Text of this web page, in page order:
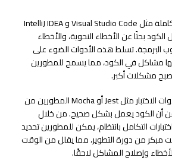
تتضمن بيئات التطوير المتكاملة مثل Visual Studio Code و IntelliJ IDEA
بحثًا عن الأخطاء النحوية، والأخطاء
البرمجة. تسلط هذه الأدوات الضوء على
مشاكل في الكود، مما يسمح للمطورين
مشكلات أكبر.
علاوة على ذلك، تمكن أدوات الاختبار مثل Jest أو Mocha المطورين من
أن الكود يعمل بشكل صحيح. من خلال
التكامل بانتظام، يمكن للمطورين تحديد
مبكر من دورة التطوير، مما يقلل من الوقت
وإصلاح المشاكل لاحقًا.